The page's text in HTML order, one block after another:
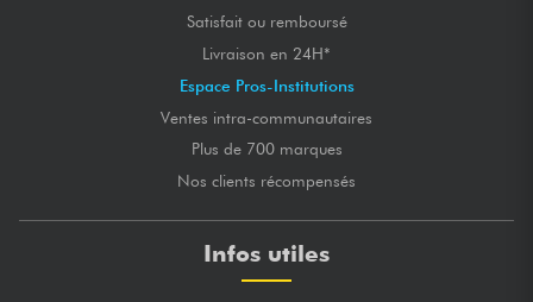
Satisfait ou remboursé
Livraison en 24H*
Espace Pros-Institutions
Ventes intra-communautaires
Plus de 700 marques
Nos clients récompensés
Infos utiles